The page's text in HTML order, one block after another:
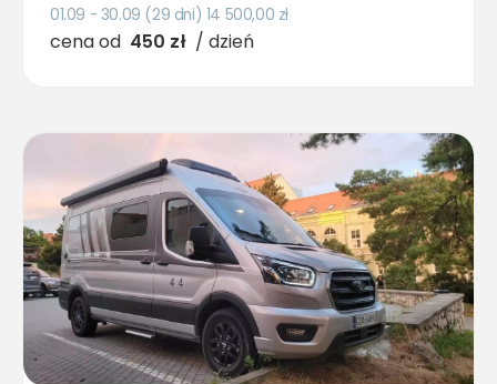
01.09 - 30.09 (29 dni) 14 500,00 zł
cena od 450 zł / dzień